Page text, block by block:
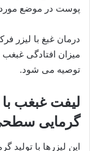
پوست در موضع
درمان غبغ با لیزر
توصیه می شود.
لیفت غبغب با
گرمایی
این لیزرها با